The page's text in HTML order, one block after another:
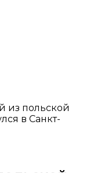
из польской
в Санкт-